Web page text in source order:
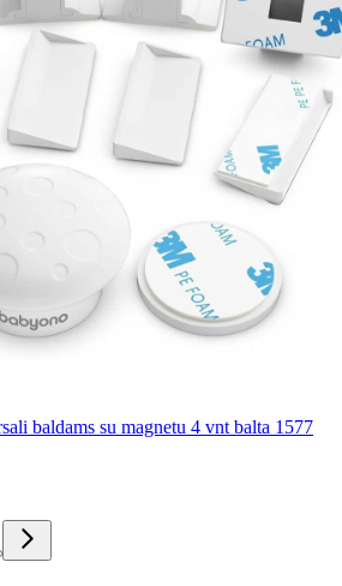
baldams su magnetu 4 vnt balta 1577